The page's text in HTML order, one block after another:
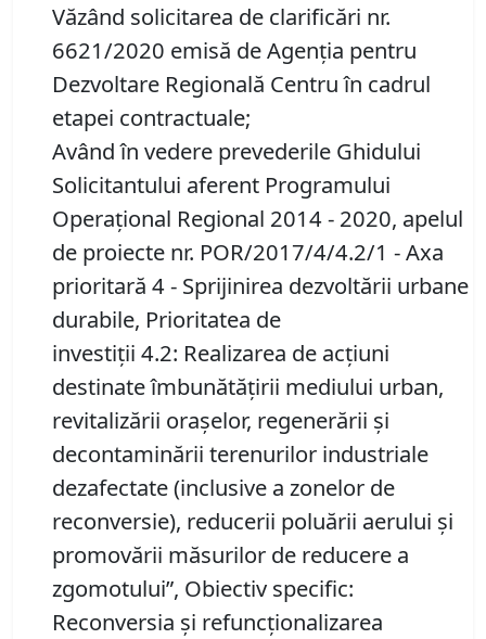
Văzând solicitarea de clarificări nr.
6621/2020 emisă de Agenția pentru
Dezvoltare Regională Centru în cadrul
etapei contractuale;
Având în vedere prevederile Ghidului
Solicitantului aferent Programului
Operaţional Regional 2014 - 2020, apelul
de proiecte nr. POR/2017/4/4.2/1 - Axa
prioritară 4 - Sprijinirea dezvoltării urbane
durabile, Prioritatea de
investiții 4.2: Realizarea de acțiuni
destinate îmbunătățirii mediului urban,
revitalizării orașelor, regenerării și
decontaminării terenurilor industriale
dezafectate (inclusive a zonelor de
reconversie), reducerii poluării aerului și
promovării măsurilor de reducere a
zgomotului”, Obiectiv specific:
Reconversia și refuncționalizarea